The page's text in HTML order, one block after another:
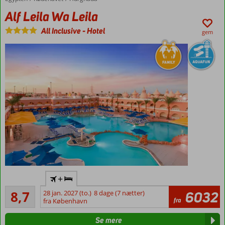
Alf Leila Wa Leila
All Inclusive-Hotel gem
Stemningsfuld
indretning
Gratis
shuttlebus
8,7
Alletiders
88
anmeldelser
+
28 jan. 2027 (to.) 8 dage (7 nætter)
fra København
fra 6032
Se mere